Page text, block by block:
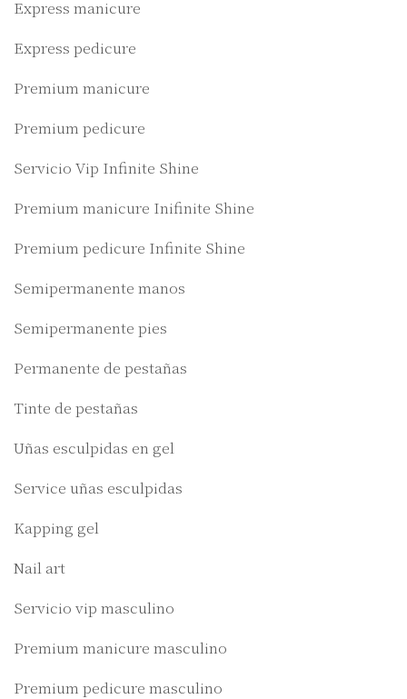
Express manicure
Express pedicure
Premium manicure
Premium pedicure
Servicio Vip Infinite Shine
Premium manicure Inifinite Shine
Premium pedicure Infinite Shine
Semipermanente manos
Semipermanente pies
Permanente de pestañas
Tinte de pestañas
Uñas esculpidas en gel
Service uñas esculpidas
Kapping gel
Nail art
Servicio vip masculino
Premium manicure masculino
Premium pedicure masculino